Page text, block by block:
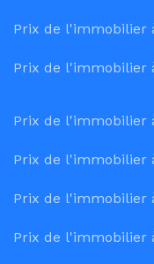
Prix de l'immobilier
Prix de l'immobilier
Prix de l'immobilier
Prix de l'immobilier
Prix de l'immobilier
Prix de l'immobilier